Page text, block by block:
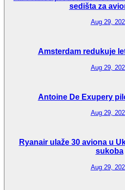
sedišta za
Aug 29,
Amsterdam redukuje
Aug 29,
Antoine De Exupery
Aug 29,
Ryanair ulaže 30 aviona u
sukoba
Aug 29,